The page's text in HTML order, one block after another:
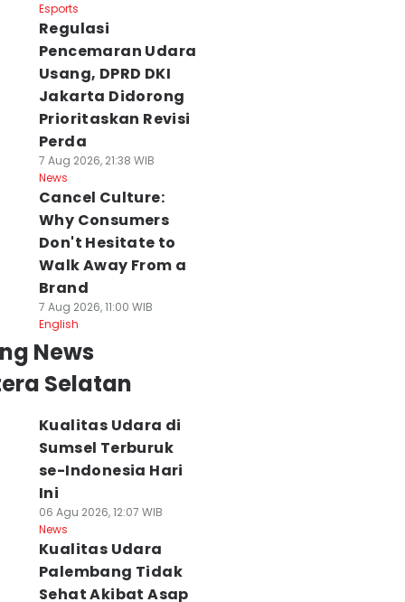
Esports
Regulasi
Pencemaran Udara
Usang, DPRD DKI
Jakarta Didorong
Prioritaskan Revisi
Perda
7 Aug 2026, 21:38 WIB
News
Cancel Culture:
Why Consumers
Don't Hesitate to
Walk Away From a
Brand
7 Aug 2026, 11:00 WIB
English
News
Selatan
Kualitas Udara di
Sumsel Terburuk
se-Indonesia Hari
Ini
06 Agu 2026, 12:07 WIB
News
Kualitas Udara
Palembang Tidak
Sehat Akibat Asap